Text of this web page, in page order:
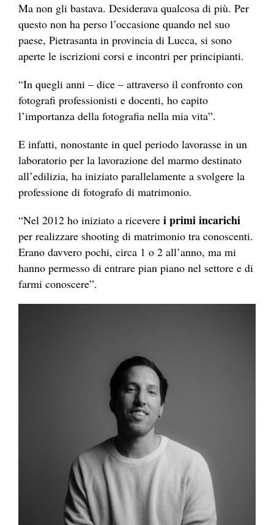
Ma non gli bastava. Desiderava qualcosa di più. Per
questo non ha perso l’occasione quando nel suo
paese, Pietrasanta in provincia di Lucca, si sono
aperte le iscrizioni corsi e incontri per principianti.
“In quegli anni – dice – attraverso il confronto con
fotografi professionisti e docenti, ho capito
l’importanza della fotografia nella mia vita”.
E infatti, nonostante in quel periodo lavorasse in un
laboratorio per la lavorazione del marmo destinato
all’edilizia, ha iniziato parallelamente a svolgere la
professione di fotografo di matrimonio.
“Nel 2012 ho iniziato a ricevere i primi incarichi
per realizzare shooting di matrimonio tra conoscenti.
Erano davvero pochi, circa 1 o 2 all’anno, ma mi
hanno permesso di entrare pian piano nel settore e di
farmi conoscere”.